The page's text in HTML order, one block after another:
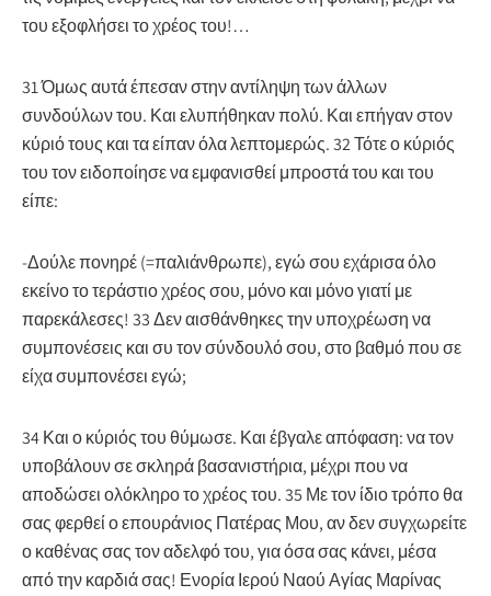
του εξοφλήσει το χρέος του!…
31 Όμως αυτά έπεσαν στην αντίληψη των άλλων
συνδούλων του. Και ελυπήθηκαν πολύ. Και επήγαν στον
κύριό τους και τα είπαν όλα λεπτομερώς. 32 Τότε ο κύριός
του τον ειδοποίησε να εμφανισθεί μπροστά του και του
είπε:
-Δούλε πονηρέ (=παλιάνθρωπε), εγώ σου εχάρισα όλο
εκείνο το τεράστιο χρέος σου, μόνο και μόνο γιατί με
παρεκάλεσες! 33 Δεν αισθάνθηκες την υποχρέωση να
συμπονέσεις και συ τον σύνδουλό σου, στο βαθμό που σε
είχα συμπονέσει εγώ;
34 Και ο κύριός του θύμωσε. Και έβγαλε απόφαση: να τον
υποβάλουν σε σκληρά βασανιστήρια, μέχρι που να
αποδώσει ολόκληρο το χρέος του. 35 Με τον ίδιο τρόπο θα
σας φερθεί ο επουράνιος Πατέρας Μου, αν δεν συγχωρείτε
ο καθένας σας τον αδελφό του, για όσα σας κάνει, μέσα
από την καρδιά σας! Ενορία Ιερού Ναού Αγίας Μαρίνας